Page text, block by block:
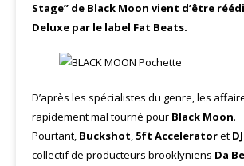
Stage” de Black Moon vient d’être
Deluxe par le label Fat Beats.
D’après les spécialistes du genre, les
rapidement mal tourné pour Black Moon.
Pourtant, Buckshot, 5ft Acceleratoret
collectif de producteurs brooklyniens Da